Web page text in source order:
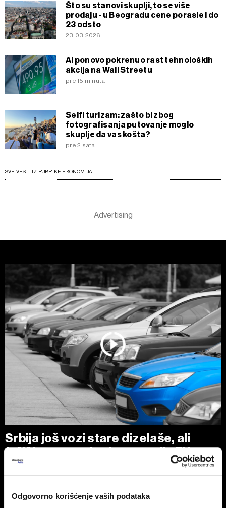
Odgovorno korišćenje vaših podataka
Što su stanovi skuplji, to se više
prodaju - u Beogradu cene porasle i do
23 odsto
23.03.2026
AI ponovo pokrenuo rast tehnoloških
akcija na Wall Streetu
pre 15 minuta
Selfi turizam: zašto bi zbog
fotografisanja putovanje moglo
skuplje da vas košta?
pre 2 sata
SVE VESTI IZ RUBRIKE EKONOMIJA
Srbija još vozi stare dizelaše, ali
tržište se menja zbog pravila EU
Polovni automobili stari 10 do 15 godina i dalje su
najtraženiji izbor kupaca u Srbiji, uz dominaciju dizelaša.